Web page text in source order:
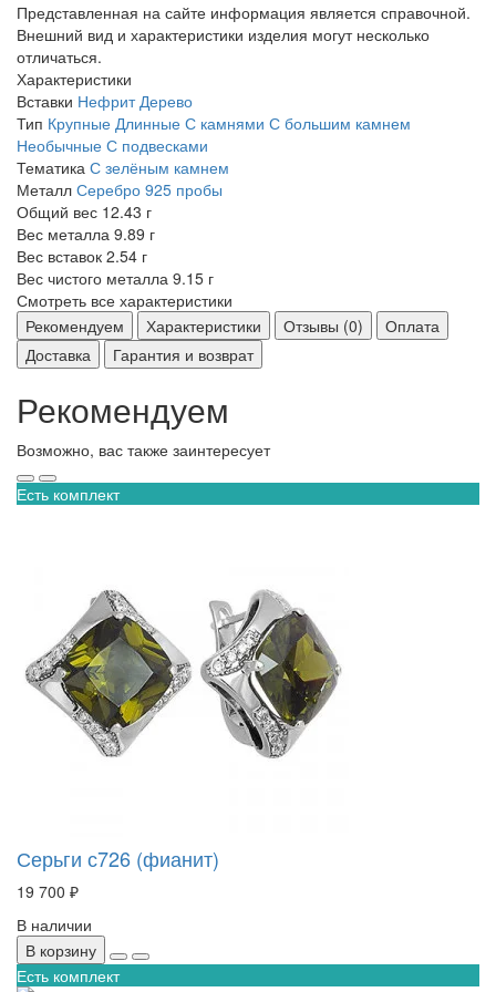
Представленная на сайте информация является справочной.
Внешний вид и характеристики изделия могут несколько
отличаться.
Характеристики
Вставки Нефрит Дерево
Тип Крупные Длинные С камнями С большим камнем
Необычные С подвесками
Тематика С зелёным камнем
Металл Серебро 925 пробы
Общий вес 12.43 г
Вес металла 9.89 г
Вес вставок 2.54 г
Вес чистого металла 9.15 г
Смотреть все характеристики
Рекомендуем
Характеристики Отзывы (0)
Оплата
Доставка
Гарантия и возврат
Рекомендуем
Возможно, вас также заинтересует
Есть комплект
Серьги с726 (фианит)
19 700 ₽
В наличии
В корзину
Есть комплект